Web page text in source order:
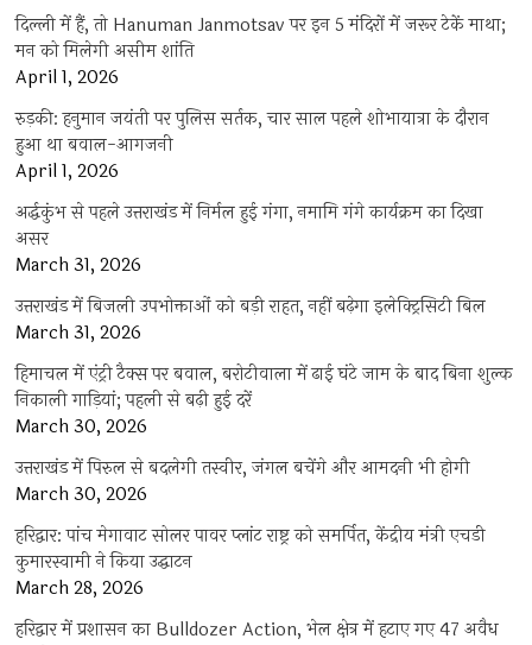
दिल्ली में हैं, तो Hanuman Janmotsav पर इन 5 मंदिरों में जरूर टेकें माथा;
मन को मिलेगी असीम शांति
April 1, 2026
रुड़की: हनुमान जयंती पर पुलिस सर्तक, चार साल पहले शोभायात्रा के दौरान
हुआ था बवाल-आगजनी
April 1, 2026
अर्द्धकुंभ से पहले उत्तराखंड में निर्मल हुई गंगा, नमामि गंगे कार्यक्रम का दिखा
असर
March 31, 2026
उत्तराखंड में बिजली उपभोक्ताओं को बड़ी राहत, नहीं बढ़ेगा इलेक्ट्रिसिटी बिल
March 31, 2026
हिमाचल में एंट्री टैक्स पर बवाल, बरोटीवाला में ढाई घंटे जाम के बाद बिना शुल्क
निकाली गाड़ियां; पहली से बढ़ी हुई दरें
March 30, 2026
उत्तराखंड में पिरुल से बदलेगी तस्वीर, जंगल बचेंगे और आमदनी भी होगी
March 30, 2026
हरिद्वार: पांच मेगावाट सोलर पावर प्लांट राष्ट्र को समर्पित, केंद्रीय मंत्री एचडी
कुमारस्वामी ने किया उद्घाटन
March 28, 2026
हरिद्वार में प्रशासन का Bulldozer Action, भेल क्षेत्र में हटाए गए 47 अवैध